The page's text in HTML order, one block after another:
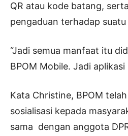
QR atau kode batang,
pengaduan terhadap
“Jadi semua manfaat itu
BPOM Mobile. Jadi
Kata Christine, BPOM
sosialisasi kepada
sama dengan anggota